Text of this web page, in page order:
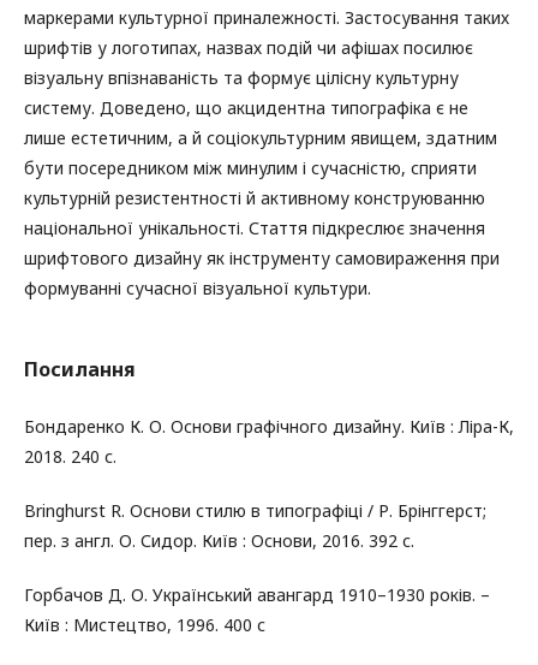
маркерами культурної приналежності. Застосування таких
шрифтів у логотипах, назвах подій чи афішах посилює
візуальну впізнаваність та формує цілісну культурну
систему. Доведено, що акцидентна типографіка є не
лише естетичним, а й соціокультурним явищем, здатним
бути посередником між минулим і сучасністю, сприяти
культурній резистентності й активному конструюванню
національної унікальності. Стаття підкреслює значення
шрифтового дизайну як інструменту самовираження при
формуванні сучасної візуальної культури.
Посилання
Бондаренко К. О. Основи графічного дизайну. Київ : Ліра-К,
2018. 240 с.
Bringhurst R. Основи стилю в типографіці / Р. Брінггерст;
пер. з англ. О. Сидор. Київ : Основи, 2016. 392 с.
Горбачов Д. О. Український авангард 1910–1930 років. –
Київ : Мистецтво, 1996. 400 с